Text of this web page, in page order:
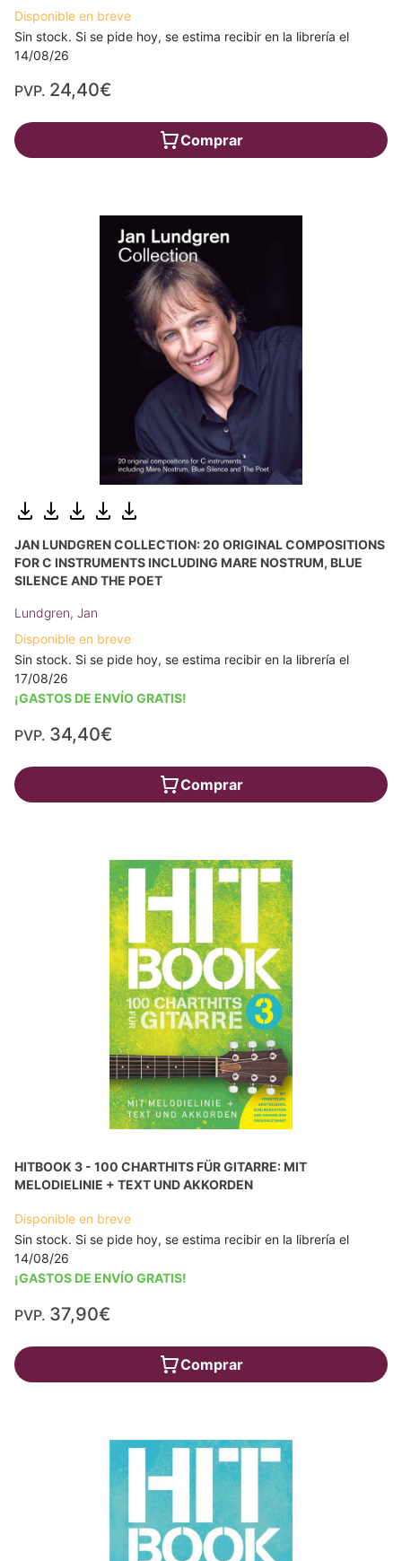
Disponible en breve
Sin stock. Si se pide hoy, se estima recibir en la librería el
14/08/26
PVP. 24,40€
Comprar
JAN LUNDGREN COLLECTION: 20 ORIGINAL COMPOSITIONS
FOR C INSTRUMENTS INCLUDING MARE NOSTRUM, BLUE
SILENCE AND THE POET
Lundgren, Jan
Disponible en breve
Sin stock. Si se pide hoy, se estima recibir en la librería el
17/08/26
¡GASTOS DE ENVÍO GRATIS!
PVP. 34,40€
Comprar
HITBOOK 3 - 100 CHARTHITS FÜR GITARRE: MIT
MELODIELINIE + TEXT UND AKKORDEN
Disponible en breve
Sin stock. Si se pide hoy, se estima recibir en la librería el
14/08/26
¡GASTOS DE ENVÍO GRATIS!
PVP. 37,90€
Comprar